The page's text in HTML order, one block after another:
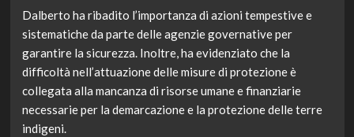
Dalberto ha ribadito l’importanza di azioni tempestive e
sistematiche da parte delle agenzie governative per
garantire la sicurezza. Inoltre, ha evidenziato che la
difficoltà nell’attuazione delle misure di protezione è
collegata alla mancanza di risorse umane e finanziarie
necessarie per la demarcazione e la protezione delle terre
indigeni.